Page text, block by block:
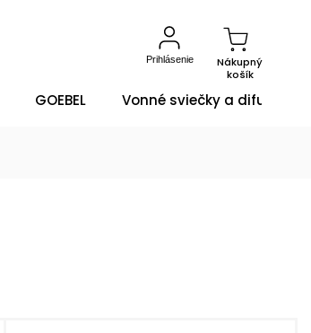
Nákupný
košík
Prihlásenie
GOEBEL Vonné sviečky a difuzéry